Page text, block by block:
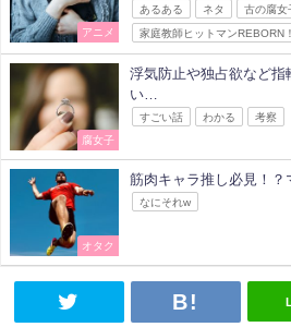
アニメ
あるある ネタ 古の腐女
家庭教師ヒットマンREBORN！
腐女子
浮気防止や独占欲など指
い…
すごい話 わかる 考察
オタク
筋肉キャラ推し必見！
なにそれw